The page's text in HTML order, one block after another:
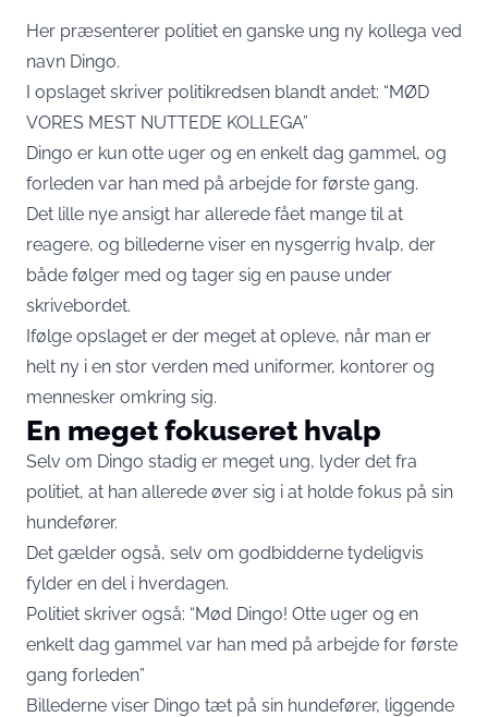
Her præsenterer politiet en ganske ung ny kollega ved
navn Dingo.
I opslaget skriver politikredsen blandt andet: “MØD
VORES MEST NUTTEDE KOLLEGA”
Dingo er kun otte uger og en enkelt dag gammel, og
forleden var han med på arbejde for første gang.
Det lille nye ansigt har allerede fået mange til at
reagere, og billederne viser en nysgerrig hvalp, der
både følger med og tager sig en pause under
skrivebordet.
Ifølge opslaget er der meget at opleve, når man er
helt ny i en stor verden med uniformer, kontorer og
mennesker omkring sig.
En meget fokuseret hvalp
Selv om Dingo stadig er meget ung, lyder det fra
politiet, at han allerede øver sig i at holde fokus på sin
hundefører.
Det gælder også, selv om godbidderne tydeligvis
fylder en del i hverdagen.
Politiet skriver også: “Mød Dingo! Otte uger og en
enkelt dag gammel var han med på arbejde for første
gang forleden”
Billederne viser Dingo tæt på sin hundefører, liggende